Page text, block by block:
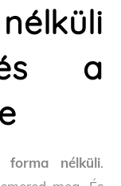
és a
forma nélküli.